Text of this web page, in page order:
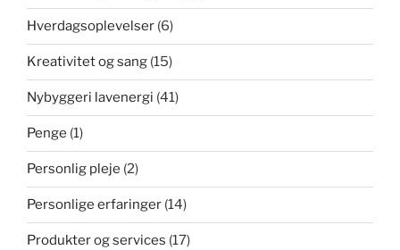
Hverdagsoplevelser (6)
Kreativitet og sang (15)
Nybyggeri lavenergi (41)
Penge (1)
Personlig pleje (2)
Personlige erfaringer (14)
Produkter og services (17)